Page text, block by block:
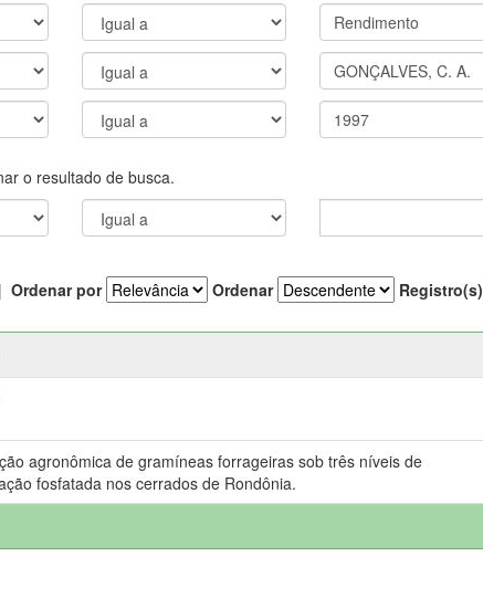
o resultado de busca.
| Ordenar por Ordenar Registro(s)
agronômica de gramíneas forrageiras sob três níveis de
fosfatada nos cerrados de Rondônia.